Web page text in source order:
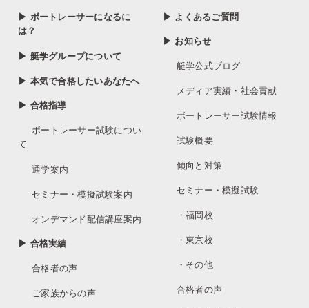
▶ ボートレーサーになるに
は？
▶ 艇学グループについて
▶ 本気で合格したいあなたへ
▶ 合格指導
ボートレーサー試験につい
て
通学案内
セミナー・模擬試験案内
オンデマンド配信講座案内
▶ 合格実績
合格者の声
ご家族からの声
▶ よくあるご質問
▶ お知らせ
艇学公式ブログ
メディア実績・社会貢献
ボートレーサー試験情報
試験概要
傾向と対策
セミナー・模擬試験
・福岡校
・東京校
・その他
合格者の声